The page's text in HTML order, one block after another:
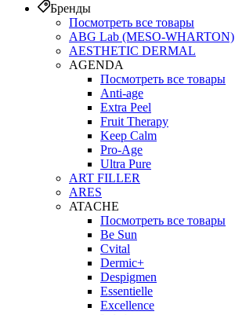
Бренды
Посмотреть все товары
ABG Lab (MESO-WHARTON)
AESTHETIC DERMAL
AGENDA
Посмотреть все товары
Anti-age
Extra Peel
Fruit Therapy
Keep Calm
Pro‑Age
Ultra Pure
ART FILLER
ARES
ATACHE
Посмотреть все товары
Be Sun
Cvital
Dermic+
Despigmen
Essentielle
Excellence